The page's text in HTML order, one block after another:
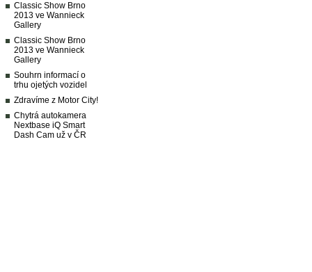
Classic Show Brno
2013 ve Wannieck
Gallery
Classic Show Brno
2013 ve Wannieck
Gallery
Souhrn informací o
trhu ojetých vozidel
Zdravíme z Motor City!
Chytrá autokamera
Nextbase iQ Smart
Dash Cam už v ČR